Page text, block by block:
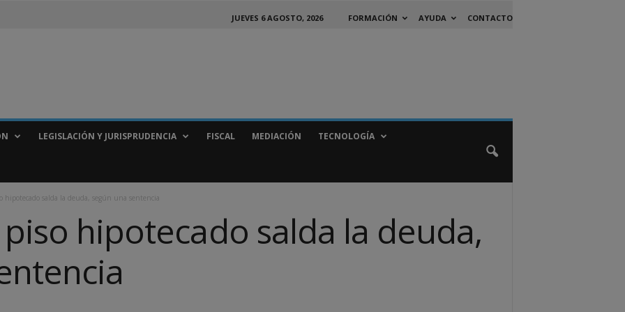
JUEVES 6 AGOSTO, 2026 FORMACIÓN AYUDA CONTACTO
LEGISLACIÓN Y JURISPRUDENCIA FISCAL MEDIACIÓN TECNOLOGÍA
hipotecado salda la deuda, según una sentencia
hipotecado salda la deuda,